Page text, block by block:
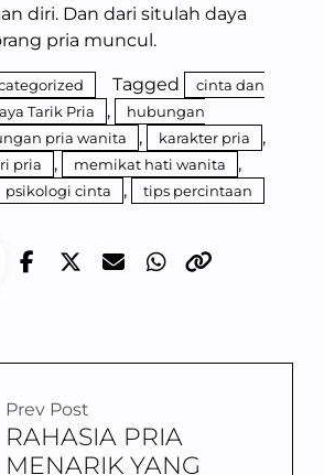
diri. Dan dari situlah daya
pria muncul.
Tagged
cinta dan
Tarik Pria ,
hubungan
pria wanita , karakter pria ,
pria , memikat hati wanita ,
psikologi cinta , tips percintaan
Prev Post
RAHASIA PRIA
MENARIK YANG